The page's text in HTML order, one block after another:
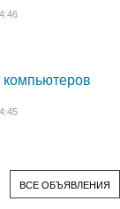
компьютеров
ВСЕ ОБЪЯВЛЕНИЯ